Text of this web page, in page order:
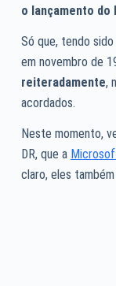
o lançamento do
Só que, tendo
em novembro de
reiteradamente,
acordados.
Neste momento,
DR, que a
claro, eles